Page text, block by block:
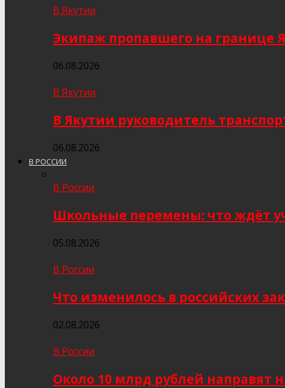
В Якутии
Экипаж пропавшего на границе
06.08.2026
В Якутии
В Якутии руководитель
06.08.2026
В РОССИИ
В России
Школьные перемены: что ждёт
05.08.2026
В России
Что изменилось в российских
02.08.2026
В России
Около 10 млрд рублей направят